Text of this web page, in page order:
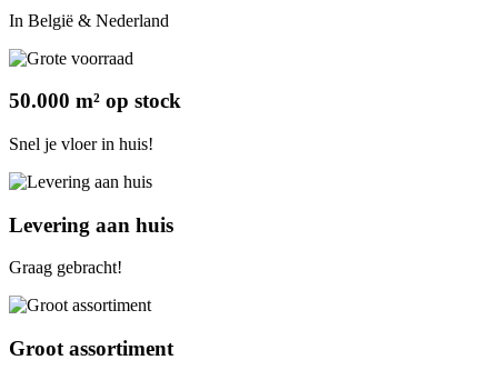
In België & Nederland
50.000 m² op stock
Snel je vloer in huis!
Levering aan huis
Graag gebracht!
Groot assortiment